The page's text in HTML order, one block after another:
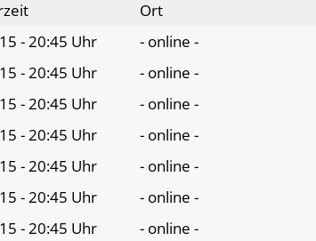
Ort
- 20:45 Uhr
- online -
- 20:45 Uhr
- online -
- 20:45 Uhr
- online -
- 20:45 Uhr
- online -
- 20:45 Uhr
- online -
- 20:45 Uhr
- online -
- 20:45 Uhr
- online -